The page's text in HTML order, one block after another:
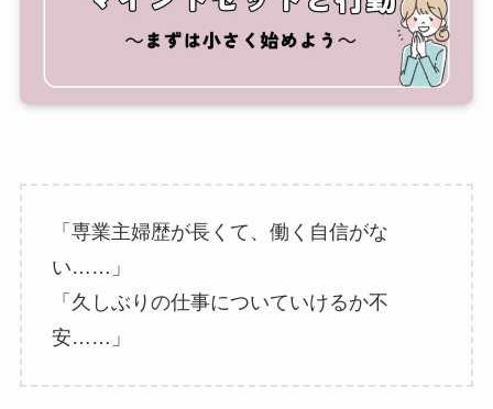
「専業主婦歴が長くて、働く自信がな
い……」
「久しぶりの仕事についていけるか不
安……」